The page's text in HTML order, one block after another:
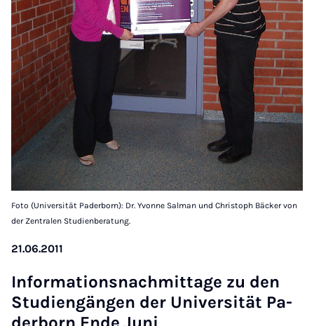
Foto (Universität Paderborn): Dr. Yvonne Salman und Christoph Bäcker von
der Zentralen Studienberatung.
21.06.2011
In­for­ma­ti­ons­nach­mit­tage zu den
Stu­dien­gän­gen der Uni­ver­si­tät Pa­